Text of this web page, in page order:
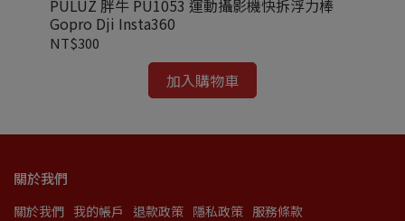
PULUZ 胖牛 PU1053 運動攝影機快拆浮力棒
Gopro Dji Insta360
NT$300
加入購物車
關於我們
關於我們 我的帳戶 退款政策 隱私政策 服務條款